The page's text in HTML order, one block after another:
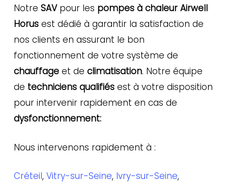
Notre SAVpour les pompes à chaleur Airwell
Horusest dédié à garantir la satisfaction de
nos clients en assurant le bon
fonctionnement de votre système de
chauffageet de climatisation. Notre équipe
de techniciens qualifiésest à votre disposition
pour intervenir rapidement en cas de
dysfonctionnement:
Nous intervenons rapidement à :
Créteil, Vitry-sur-Seine, Ivry-sur-Seine,